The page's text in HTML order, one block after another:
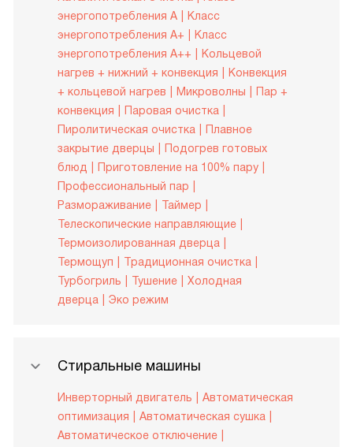
энергопотребления A
Класс
энергопотребления A+
Класс
энергопотребления A++
Кольцевой
нагрев + нижний + конвекция
Конвекция
+ кольцевой нагрев
Микроволны
Пар +
конвекция
Паровая очистка
Пиролитическая очистка
Плавное
закрытие дверцы
Подогрев готовых
блюд
Приготовление на 100% пару
Профессиональный пар
Размораживание
Таймер
Телескопические направляющие
Термоизолированная дверца
Термощуп
Традиционная очистка
Турбогриль
Тушение
Холодная
дверца
Эко режим
Стиральные машины
Инверторный двигатель
Автоматическая
оптимизация
Автоматическая сушка
Автоматическое отключение